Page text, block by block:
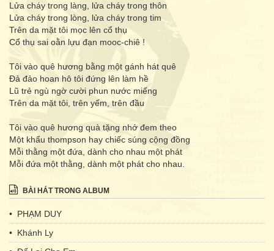
Lửa cháy trong làng, lửa cháy trong thôn
Lửa cháy trong lòng, lửa cháy trong tim
Trên da mặt tôi mọc lên cổ thụ
Cổ thụ sai oằn lựu đạn mooc-chiê !
Tôi vào quê hương bằng một gánh hát quê
Đả đảo hoan hô tôi đứng lên làm hề
Lũ trẻ ngù ngờ cười phun nước miếng
Trên da mặt tôi, trên yếm, trên đầu
Tôi vào quê hương quà tặng nhớ đem theo
Một khẩu thompson hay chiếc súng cộng đồng
Mỗi thằng một đứa, dành cho nhau một phát
Mỗi đứa một thằng, dành một phát cho nhau.
BÀI HÁT TRONG ALBUM
• PHẠM DUY
• Khánh Ly